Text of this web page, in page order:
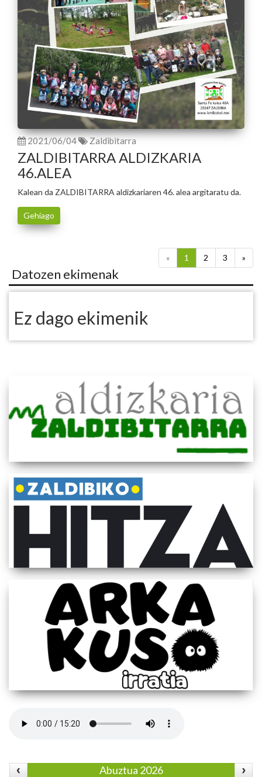
2021/06/04 Zaldibitarra
ZALDIBITARRA ALDIZKARIA
46.ALEA
Kalean da ZALDIBITARRA aldizkariaren 46. alea argitaratu da.
Gehiago
« 1 2 3 »
Datozen ekimenak
Ez dago ekimenik
Abuztua 2026